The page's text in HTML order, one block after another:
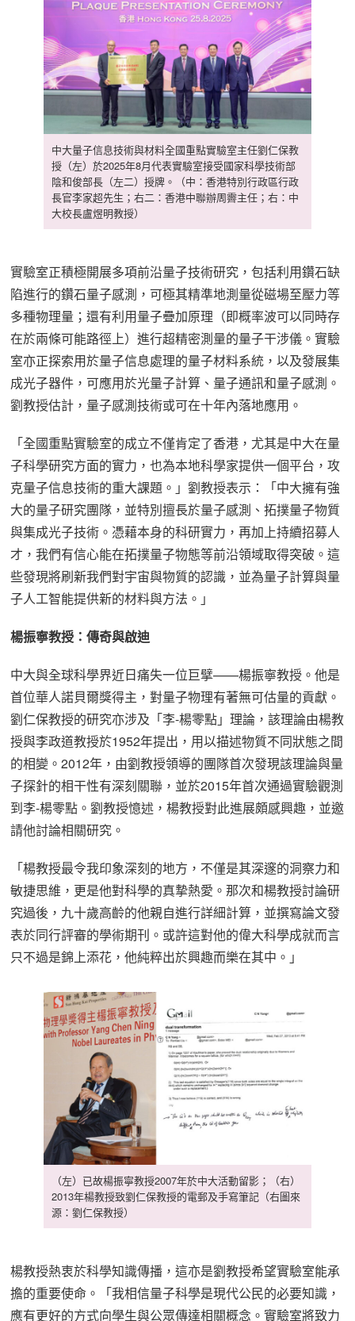
中大量子信息技術與材料全國重點實驗室主任劉仁保教
授（左）於2025年8月代表實驗室接受國家科學技術部
陰和俊部長（左二）授牌。（中：香港特別行政區行政
長官李家超先生；右二：香港中聯辦周霽主任；右：中
大校長盧煜明教授）
實驗室正積極開展多項前沿量子技術研究，包括利用鑽石缺
陷進行的鑽石量子感測，可極其精準地測量從磁場至壓力等
多種物理量；還有利用量子疊加原理（即概率波可以同時存
在於兩條可能路徑上）進行超精密測量的量子干涉儀。實驗
室亦正探索用於量子信息處理的量子材料系統，以及發展集
成光子器件，可應用於光量子計算、量子通訊和量子感測。
劉教授估計，量子感測技術或可在十年內落地應用。
「全國重點實驗室的成立不僅肯定了香港，尤其是中大在量
子科學研究方面的實力，也為本地科學家提供一個平台，攻
克量子信息技術的重大課題。」劉教授表示：「中大擁有強
大的量子研究團隊，並特別擅長於量子感測、拓撲量子物質
與集成光子技術。憑藉本身的科研實力，再加上持續招募人
才，我們有信心能在拓撲量子物態等前沿領域取得突破。這
些發現將刷新我們對宇宙與物質的認識，並為量子計算與量
子人工智能提供新的材料與方法。」
楊振寧教授：傳奇與啟迪
中大與全球科學界近日痛失一位巨擘——楊振寧教授。他是
首位華人諾貝爾獎得主，對量子物理有著無可估量的貢獻。
劉仁保教授的研究亦涉及「李-楊零點」理論，該理論由楊教
授與李政道教授於1952年提出，用以描述物質不同狀態之間
的相變。2012年，由劉教授領導的團隊首次發現該理論與量
子探針的相干性有深刻關聯，並於2015年首次通過實驗觀測
到李-楊零點。劉教授憶述，楊教授對此進展頗感興趣，並邀
請他討論相關研究。
「楊教授最令我印象深刻的地方，不僅是其深邃的洞察力和
敏捷思維，更是他對科學的真摯熱愛。那次和楊教授討論研
究過後，九十歲高齡的他親自進行詳細計算，並撰寫論文發
表於同行評審的學術期刊。或許這對他的偉大科學成就而言
只不過是錦上添花，他純粹出於興趣而樂在其中。」
（左）已故楊振寧教授2007年於中大活動留影；（右）
2013年楊教授致劉仁保教授的電郵及手寫筆記（右圖來
源：劉仁保教授）
楊教授熱衷於科學知識傳播，這亦是劉教授希望實驗室能承
擔的重要使命。「我相信量子科學是現代公民的必要知識，
應有更好的方式向學生與公眾傳達相關概念。實驗室將致力